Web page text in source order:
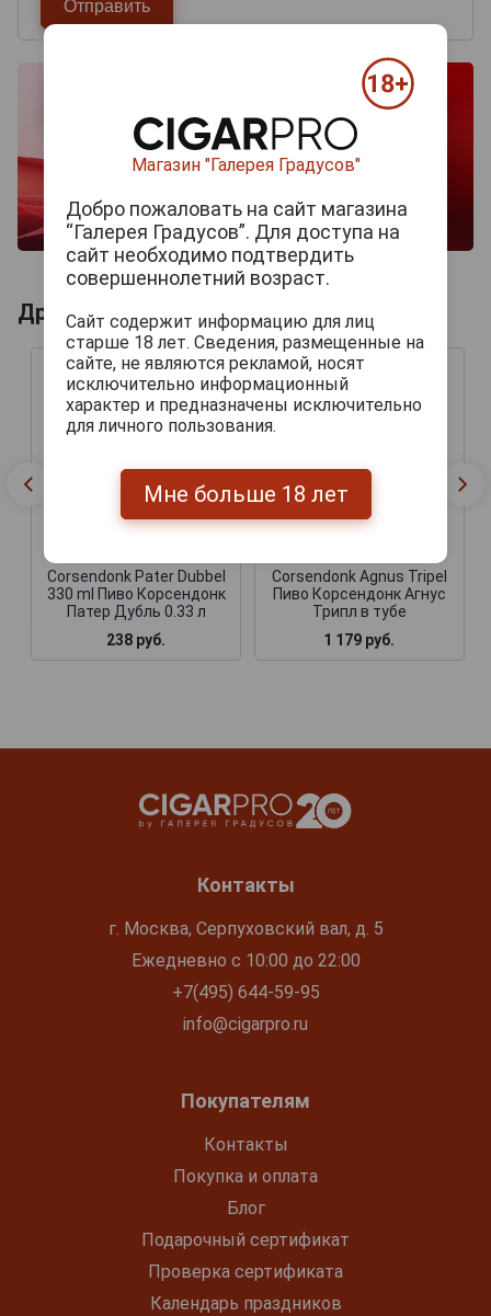
Другие продукты бренда CORSENDONK
Corsendonk Pater Dubbel
330 ml Пиво Корсендонк
Патер Дубль 0.33 л
238 руб.
Corsendonk Agnus Tripel
Пиво Корсендонк Агнус
Трипл в тубе
1 179 руб.
Контакты
г. Москва, Серпуховский вал, д. 5
Ежедневно с 10:00 до 22:00
+7(495) 644-59-95
info@cigarpro.ru
Покупателям
Контакты
Покупка и оплата
Блог
Подарочный сертификат
Проверка сертификата
Календарь праздников
Магазин "Галерея Градусов"
Добро пожаловать на сайт магазина
“Галерея Градусов”. Для доступа на
сайт необходимо подтвердить
совершеннолетний возраст.
Сайт содержит информацию для лиц
старше 18 лет. Сведения, размещенные на
сайте, не являются рекламой, носят
исключительно информационный
характер и предназначены исключительно
для личного пользования.
Мне больше 18 лет